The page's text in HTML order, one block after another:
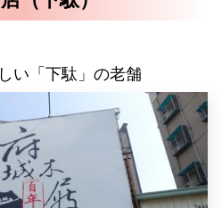
い「下駄」の老舗